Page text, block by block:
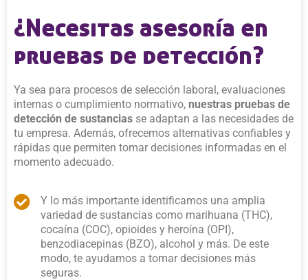
¿Necesitas asesoría en
pruebas de detección?
Ya sea para procesos de selección laboral, evaluaciones
internas o cumplimiento normativo, nuestras pruebas de
detección de sustancias se adaptan a las necesidades de
tu empresa. Además, ofrecemos alternativas confiables y
rápidas que permiten tomar decisiones informadas en el
momento adecuado.
Y lo más importante identificamos una amplia
variedad de sustancias como marihuana (THC),
cocaína (COC), opioides y heroína (OPI),
benzodiacepinas (BZO), alcohol y más. De este
modo, te ayudamos a tomar decisiones más
seguras.